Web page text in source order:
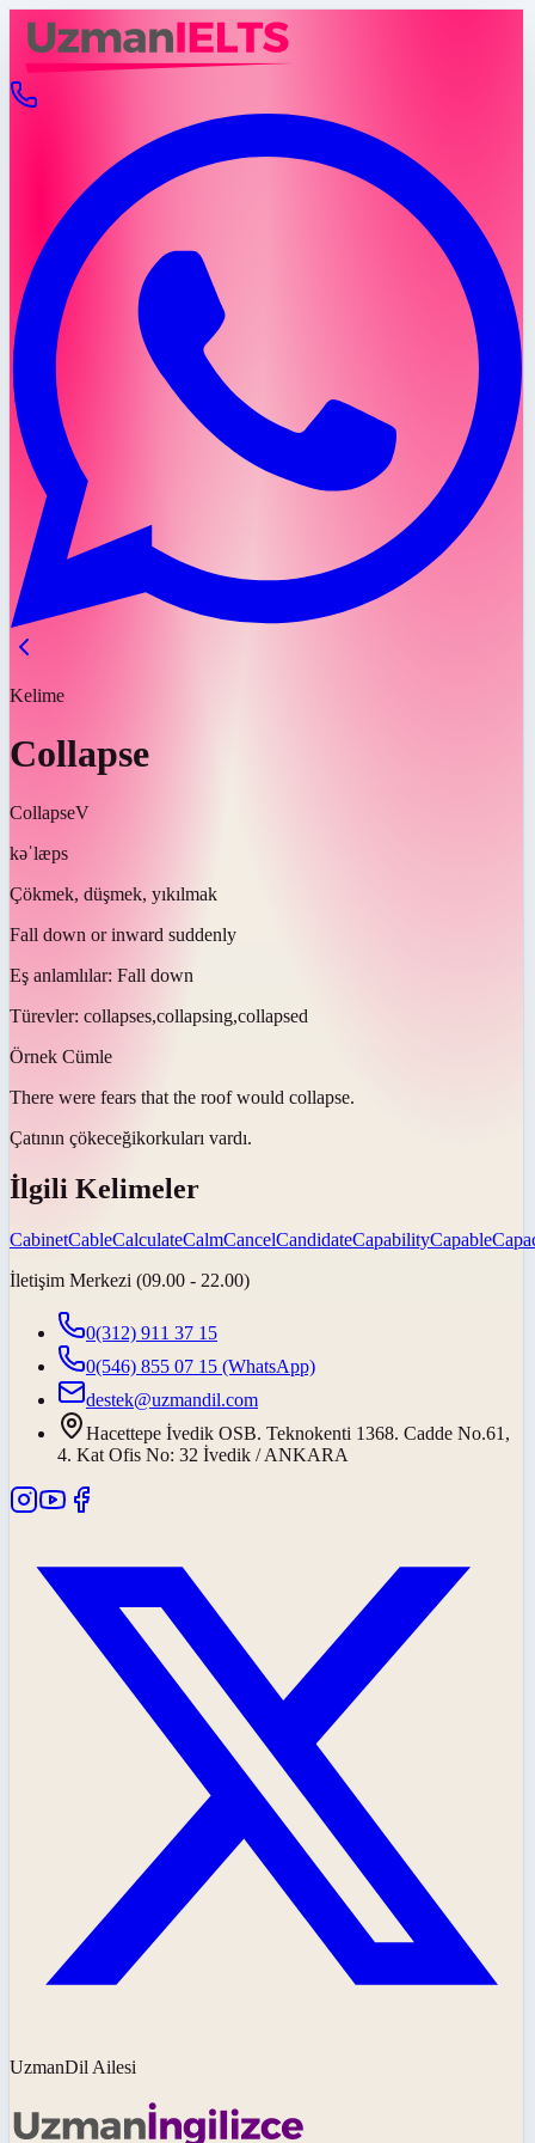
Kelime
Collapse
CollapseV
kəˈlæps
Çökmek, düşmek, yıkılmak
Fall down or inward suddenly
Eş anlamlılar: Fall down
Türevler: collapses,collapsing,collapsed
Örnek Cümle
There were fears that the roof would collapse.
Çatının çökeceğikorkuları vardı.
İlgili Kelimeler
CabinetCableCalculateCalmCancelCandidateCapabilityCapable
İletişim Merkezi (09.00 - 22.00)
0(312) 911 37 15
0(546) 855 07 15 (WhatsApp)
destek@uzmandil.com
Hacettepe İvedik OSB. Teknokenti 1368. Cadde No.61,
4. Kat Ofis No: 32 İvedik / ANKARA
UzmanDil Ailesi